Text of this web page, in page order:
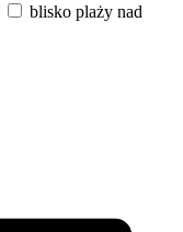
blisko plaży nad